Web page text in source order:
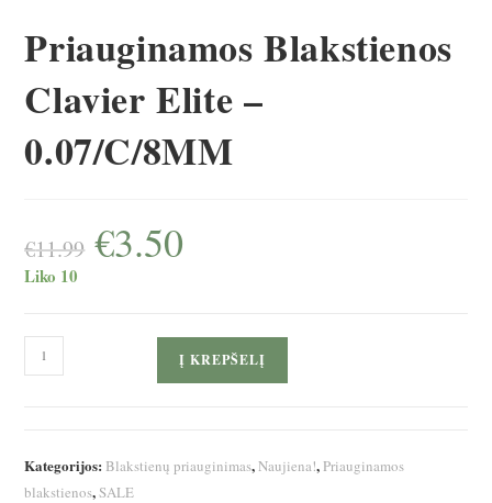
Priauginamos Blakstienos
Clavier Elite –
0.07/C/8MM
€11.99
Original
price
was:
€3.50
Liko 10
produkto
kiekis:
Clavier
Elite
Į KREPŠELĮ
Kategorijos: Blakstienų priauginimas,Naujiena!, Priauginamos
blakstienos,SALE